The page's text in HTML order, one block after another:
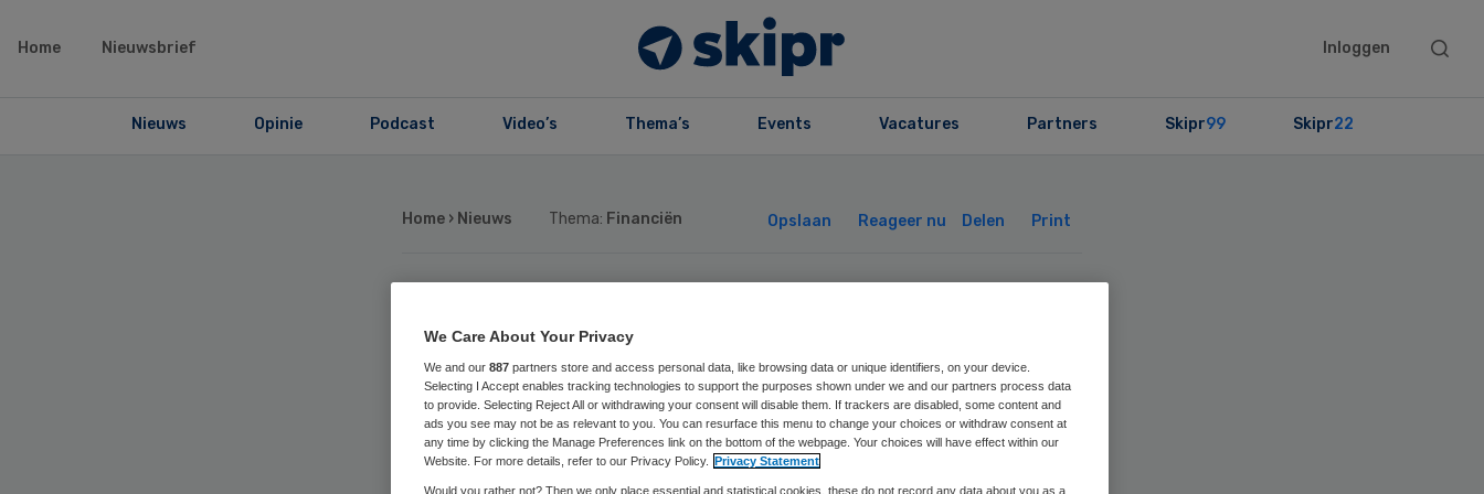
Home Nieuwsbrief Inloggen
Search
Nieuws Opinie Podcast Video’s Thema’s Events Vacatures Partners Skipr99 Skipr22
Home › Nieuws Thema: Financiën Opslaan Reageer nu Delen Print
Almere wil hardere
aanpak zorgfraude na
58 meldingen
We Care About Your Privacy
We and our 887 partners store and access personal data, like browsing data or unique identifiers, on your device.
Selecting I Accept enables tracking technologies to support the purposes shown under we and our partners process data
to provide. Selecting Reject All or withdrawing your consent will disable them. If trackers are disabled, some content and
ads you see may not be as relevant to you. You can resurface this menu to change your choices or withdraw consent at
any time by clicking the Manage Preferences link on the bottom of the webpage. Your choices will have effect within our
Website. For more details, refer to our Privacy Policy. Privacy Statement
Would you rather not? Then we only place essential and statistical cookies, these do not record any data about you as a